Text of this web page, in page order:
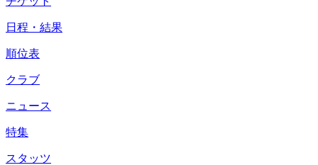
日程・結果
順位表
クラブ
ニュース
特集
スタッツ